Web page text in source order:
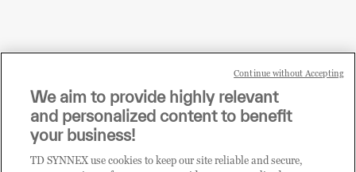
Sei un rivenditore di tecnologia e desideri acquistare
i prodotti o le soluzioni trattate sul blog?
CLICCA QUI E DIVENTA
CLIENTE TD SYNNEX
We aim to provide highly relevant
and personalized content to benefit
your business!
TD SYNNEX use cookies to keep our site reliable and secure,
Continue without Accepting